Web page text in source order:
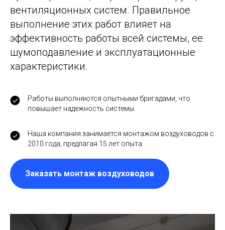
вентиляционных систем. Правильное
выполнение этих работ влияет на
эффективность работы всей системы, ее
шумоподавление и эксплуатационные
характеристики.
Работы выполняются опытными бригадами, что
повышает надежность системы.
Наша компания занимается монтажом воздуховодов с
2010 года, предлагая 15 лет опыта.
Заказать монтаж воздуховодов